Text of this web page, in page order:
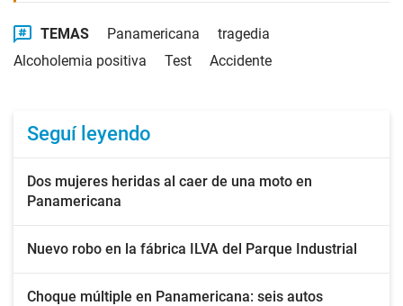
TEMAS Panamericana
tragedia
Alcoholemia positiva
Test Accidente
Seguí leyendo
Dos mujeres heridas al caer de una moto en
Panamericana
Nuevo robo en la fábrica ILVA del Parque Industrial
Choque múltiple en Panamericana: seis autos